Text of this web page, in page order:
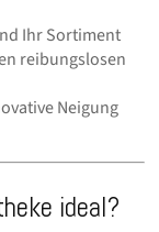
Ihr Sortiment
reibungslosen
Neigung
ideal?